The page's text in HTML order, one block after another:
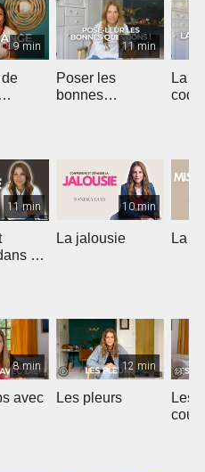
9 min 11 min
Poser les
bonnes
La
11 min
sa
10 min
La jalousie La
8 min
avec
12 min
Les pleurs
Les